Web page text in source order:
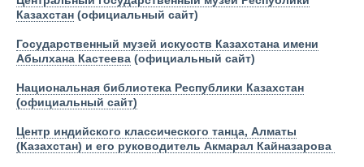
Казахстан (официальный сайт)
Государственный музей искусств Казахстана имени
Абылхана Кастеева (официальный сайт)
Национальная библиотека Республики Казахстан
(официальный сайт)
Центр индийского классического танца, Алматы
(Казахстан) и его руководитель Акмарал Кайназарова